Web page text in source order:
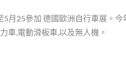
月25參加 德國歐洲自行車展。
車,電動滑板車,以及無人機。